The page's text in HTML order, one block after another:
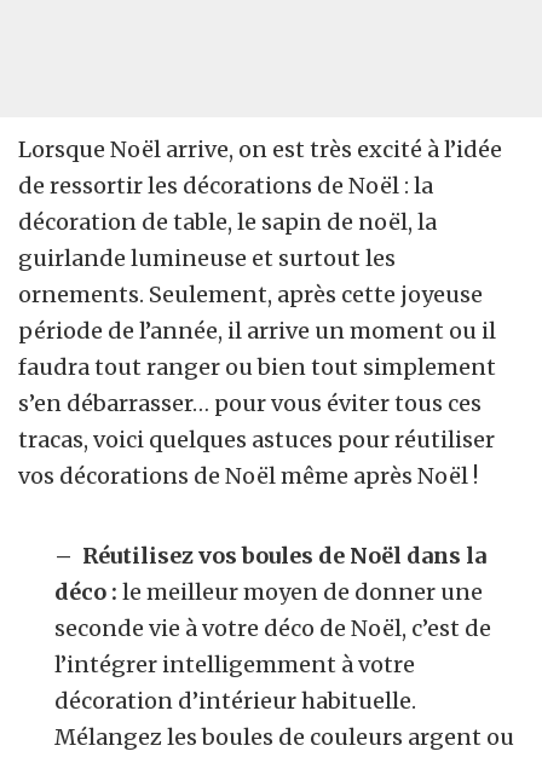
Lorsque Noël arrive, on est très excité à l’idée
de ressortir les décorations de Noël : la
décoration de table, le sapin de noël, la
guirlande lumineuse et surtout les
ornements. Seulement, après cette joyeuse
période de l’année, il arrive un moment ou il
faudra tout ranger ou bien tout simplement
s’en débarrasser… pour vous éviter tous ces
tracas, voici quelques astuces pour réutiliser
vos décorations de Noël même après Noël !
– Réutilisez vos boules de Noël dans la
déco : le meilleur moyen de donner une
seconde vie à votre déco de Noël, c’est de
l’intégrer intelligemment à votre
décoration d’intérieur habituelle.
Mélangez les boules de couleurs argent ou